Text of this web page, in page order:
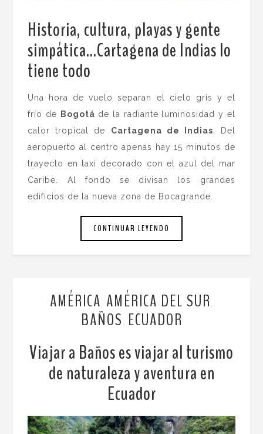
Historia, cultura, playas y gente
simpática…Cartagena de Indias lo
tiene todo
Una hora de vuelo separan el cielo gris y el
frío de
Bogotá de la radiante luminosidad y el
calor tropical de Cartagena de Indias . Del
aeropuerto al centro apenas hay 15 minutos de
trayecto en taxi decorado con el azul del mar
Caribe. Al fondo se divisan los grandes
edificios de la nueva zona de Bocagrande.
CONTINUAR LEYENDO
AMÉRICA AMÉRICA DEL SUR
BAÑOS ECUADOR
Viajar a Baños es viajar al turismo
de naturaleza y aventura en
Ecuador